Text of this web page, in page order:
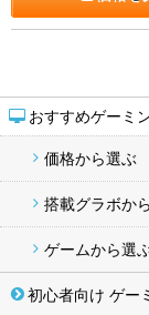
おすすめゲーミ
価格から選ぶ
搭載グラボか
ゲームから選
初心者向け ゲー